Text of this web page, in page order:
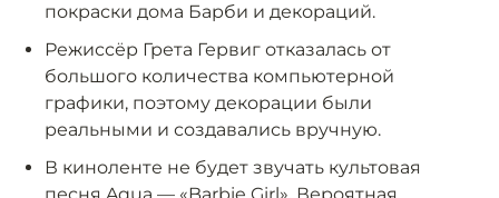
покраски дома Барби и декораций.
Режиссёр Грета Гервиг отказалась от
большого количества компьютерной
графики, поэтому декорации были
реальными и создавались вручную.
В киноленте не будет звучать культовая